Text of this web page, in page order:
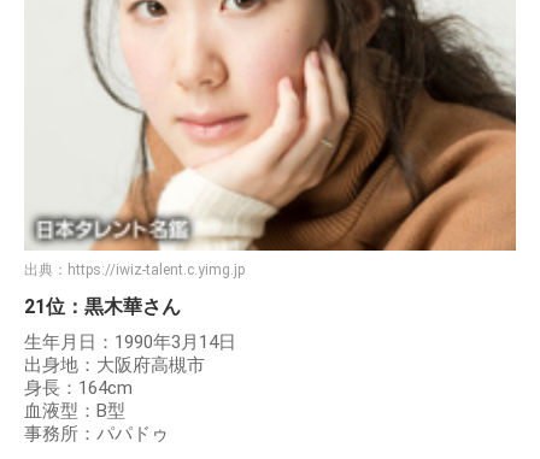
出典： https://iwiz-talent.c.yimg.jp
21位：黒木華さん
生年月日：1990年3月14日
出身地：大阪府高槻市
身長：164cm
血液型：B型
事務所：パパドゥ